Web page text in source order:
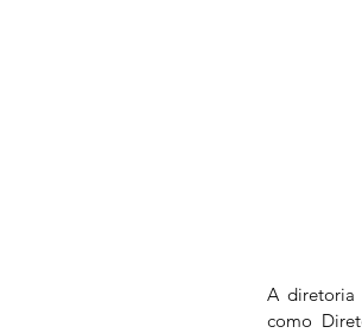
A diretoria
como